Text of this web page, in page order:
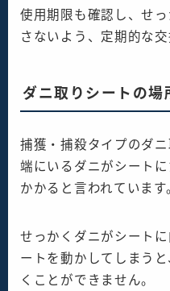
使用期限も確認し、せ
さないよう、定期的な交
ダニ取りシートの場
捕獲・捕殺タイプのダ
端にいるダニがシート
かかると言われています
せっかくダニがシート
ートを動かしてしまう
くことができません。